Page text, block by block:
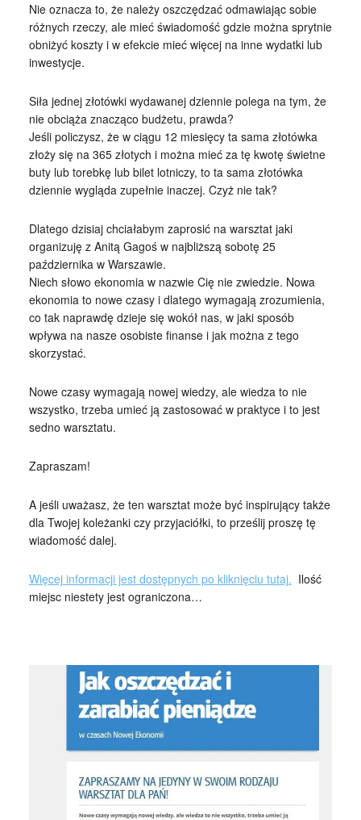
Nie oznacza to, że należy oszczędzać odmawiając sobie
różnych rzeczy, ale mieć świadomość gdzie można sprytnie
obniżyć koszty i w efekcie mieć więcej na inne wydatki lub
inwestycje.
Siła jednej złotówki wydawanej dziennie polega na tym, że
nie obciąża znacząco budżetu, prawda?
Jeśli policzysz, że w ciągu 12 miesięcy ta sama złotówka
złoży się na 365 złotych i można mieć za tę kwotę świetne
buty lub torebkę lub bilet lotniczy, to ta sama złotówka
dziennie wygląda zupełnie inaczej. Czyż nie tak?
Dlatego dzisiaj chciałabym zaprosić na warsztat jaki
organizuję z Anitą Gagoś w najbliższą sobotę 25
października w Warszawie.
Niech słowo ekonomia w nazwie Cię nie zwiedzie. Nowa
ekonomia to nowe czasy i dlatego wymagają zrozumienia,
co tak naprawdę dzieje się wokół nas, w jaki sposób
wpływa na nasze osobiste finanse i jak można z tego
skorzystać.
Nowe czasy wymagają nowej wiedzy, ale wiedza to nie
wszystko, trzeba umieć ją zastosować w praktyce i to jest
sedno warsztatu.
Zapraszam!
A jeśli uważasz, że ten warsztat może być inspirujący także
dla Twojej koleżanki czy przyjaciółki, to prześlij proszę tę
wiadomość dalej.
Więcej informacji jest dostępnych po kliknięciu tutaj. Ilość
miejsc niestety jest ograniczona…